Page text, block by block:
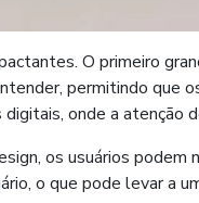
O primeiro
permitindo que
onde a atenção
os usuários podem
o que pode levar a